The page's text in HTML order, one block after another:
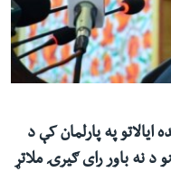
په پارلمان کې د
د نه باور رای ګیرۍ ملاتړ